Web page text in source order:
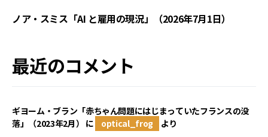
ノア・スミス「AI と雇用の現況」（2026年7月1日）
最近のコメント
ギヨーム・ブラン「赤ちゃん問題にはじまっていたフランスの没
落」（2023年2月） に optical_frog より